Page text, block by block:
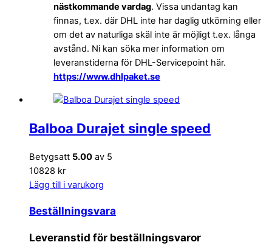
nästkommande vardag. Vissa undantag kan
finnas, t.ex. där DHL inte har daglig utkörning eller
om det av naturliga skäl inte är möjligt t.ex. långa
avstånd. Ni kan söka mer information om
leveranstiderna för DHL-Servicepoint här.
https://www.dhlpaket.se
Balboa Durajet single speed
Betygsatt 5.00 av 5
10828 kr
Lägg till i varukorg
Beställningsvara
Leveranstid för beställningsvaror